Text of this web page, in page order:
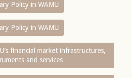
Policy in WAMU
Policy in WAMU
financial market infrastructures,
and services